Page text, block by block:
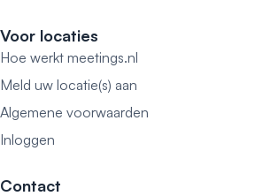
Voor locaties
Hoe werkt meetings.nl
Meld uw locatie(s) aan
Algemene voorwaarden
Inloggen
Contact